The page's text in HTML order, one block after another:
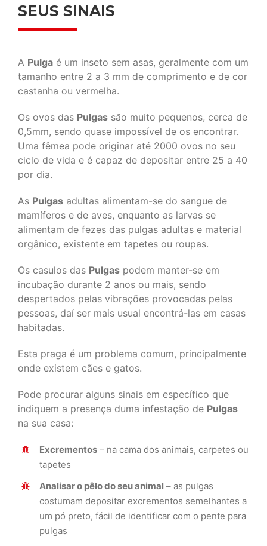
SEUS SINAIS
A Pulga é um inseto sem asas, geralmente com um
tamanho entre 2 a 3 mm de comprimento e de cor
castanha ou vermelha.
Os ovos das Pulgas são muito pequenos, cerca de
0,5mm, sendo quase impossível de os encontrar.
Uma fêmea pode originar até 2000 ovos no seu
ciclo de vida e é capaz de depositar entre 25 a 40
por dia.
As Pulgas adultas alimentam-se do sangue de
mamíferos e de aves, enquanto as larvas se
alimentam de fezes das pulgas adultas e material
orgânico, existente em tapetes ou roupas.
Os casulos das Pulgas podem manter-se em
incubação durante 2 anos ou mais, sendo
despertados pelas vibrações provocadas pelas
pessoas, daí ser mais usual encontrá-las em casas
habitadas.
Esta praga é um problema comum, principalmente
onde existem cães e gatos.
Pode procurar alguns sinais em específico que
indiquem a presença duma infestação de Pulgas
na sua casa:
Excrementos – na cama dos animais, carpetes ou
tapetes
Analisar o pêlo do seu animal – as pulgas
costumam depositar excrementos semelhantes a
um pó preto, fácil de identificar com o pente para
pulgas